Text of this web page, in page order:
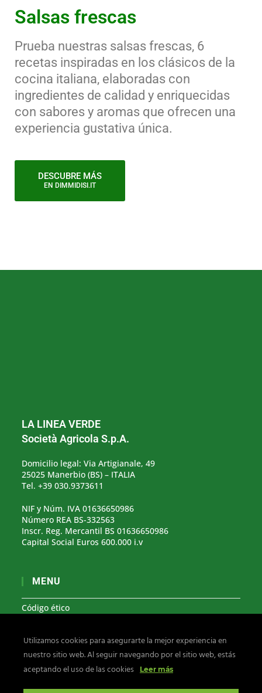
Salsas frescas
Prueba nuestras salsas frescas, 6
recetas inspiradas en los clásicos de la
cocina italiana, elaboradas con
ingredientes de calidad y enriquecidas
con sabores y aromas que ofrecen una
experiencia gustativa única.
DESCUBRE MÁS
EN DIMMIDISI.IT
LA LINEA VERDE
Società Agricola S.p.A.
Domicilio legal: Via Artigianale, 49
25025 Manerbio (BS) – ITALIA
Tel. +39 030.9373611
NIF y Núm. IVA 01636650986
Número REA BS-332563
Inscr. Reg. Mercantil BS 01636650986
Capital Social Euros 600.000 i.v
MENU
Código ético
Denuncia de irregularidades
Privacidad y Cookies
Síguenos en:
Utilizamos cookies para asegurarte la mejor experiencia en
nuestro sitio web. Al seguir navegando por el sitio web, estás
aceptando el uso de las cookies
Leer más